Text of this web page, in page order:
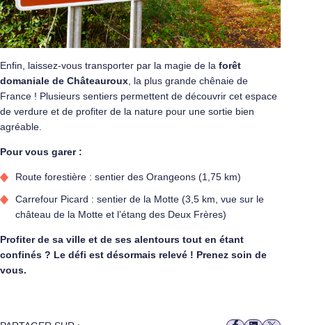
Enfin, laissez-vous transporter par la magie de la forêt
domaniale de Châteauroux , la plus grande chênaie de
France ! Plusieurs sentiers permettent de découvrir cet espace
de verdure et de profiter de la nature pour une sortie bien
agréable.
Pour vous garer :
Route forestière : sentier des Orangeons (1,75 km)
Carrefour Picard : sentier de la Motte (3,5 km, vue sur le
château de la Motte et l’étang des Deux Frères)
Profiter de sa ville et de ses alentours tout en étant
confinés ? Le défi est désormais relevé ! Prenez soin de
vous.